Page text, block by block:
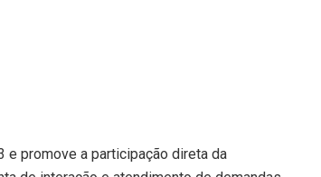
e promove a participação direta da